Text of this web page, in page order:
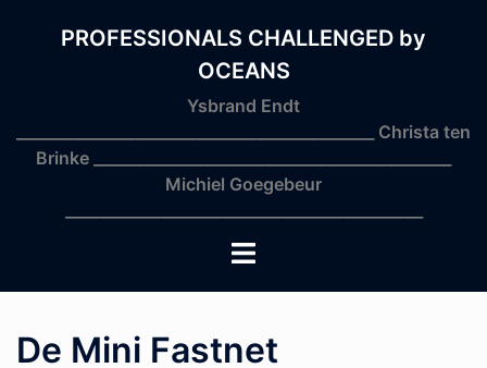
PROFESSIONALS CHALLENGED by
OCEANS
Ysbrand Endt
_______________________________________________ Christa ten
Brinke _______________________________________________
Michiel Goegebeur
Toggle
menu
De Mini Fastnet